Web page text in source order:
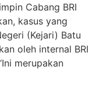
Cabang BRI
kasus yang
(Kejari) Batu
oleh internal BRI
merupakan